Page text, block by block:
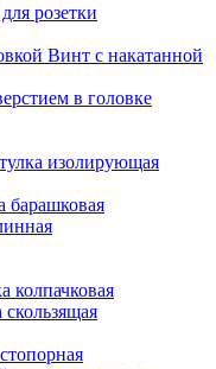
розетки
Винт с накатанной
в головке
изолирующая
барашковая
колпачковая
скользящая